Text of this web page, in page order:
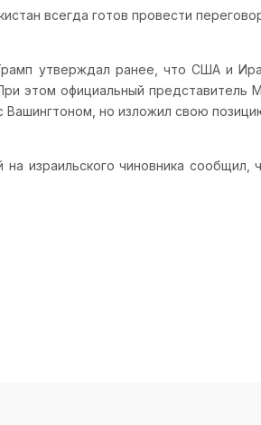
всегда готов провести
утверждал ранее, что США и
этом официальный представитель
Вашингтоном, но изложил свою
на израильского чиновника